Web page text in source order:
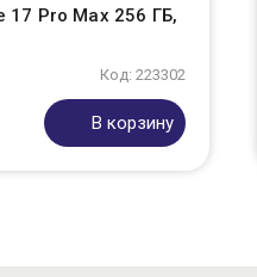
17 Pro Max 256 ГБ,
Код: 223302
В корзину